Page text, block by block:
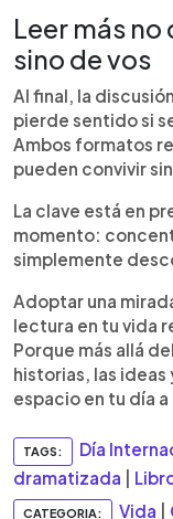
Leer más
sino de vos
Al final, la
pierde sentido si
Ambos formatos
pueden convivir
La clave está en
momento:
simplemente
Adoptar una
lectura en tu vida
Porque más allá
historias, las
espacio en tu día a
TAGS: Día
dramatizada
CATEGORIA: Vida